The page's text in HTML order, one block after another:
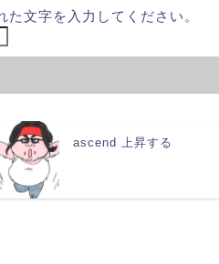
た文字を入力してください。
ascend 上昇する